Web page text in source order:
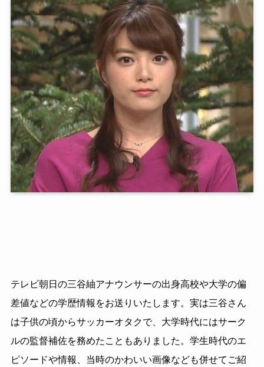
テレビ朝日の三谷紬アナウンサーの出身高校や大学の偏
差値などの学歴情報をお送りいたします。実は三谷さん
は子供の頃からサッカーオタクで、大学時代にはサーク
ルの監督補佐を務めたこともありました。学生時代のエ
ピソードや情報、当時のかわいい画像なども併せてご紹